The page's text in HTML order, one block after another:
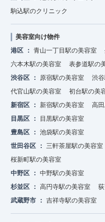
駒込駅のクリニック
美容室向け物件
港区
青山一丁目駅の美容室
六本木駅の美容室
表参道駅の
渋谷区
原宿駅の美容室 渋
代官山駅の美容室
初台駅の美
新宿区
新宿駅の美容室
高
目黒区
目黒駅の美容室
豊島区
池袋駅の美容室
世田谷区
三軒茶屋駅の美容室
桜新町駅の美容室
中野区
中野駅の美容室
杉並区
高円寺駅の美容室
武蔵野市
吉祥寺駅の美容室